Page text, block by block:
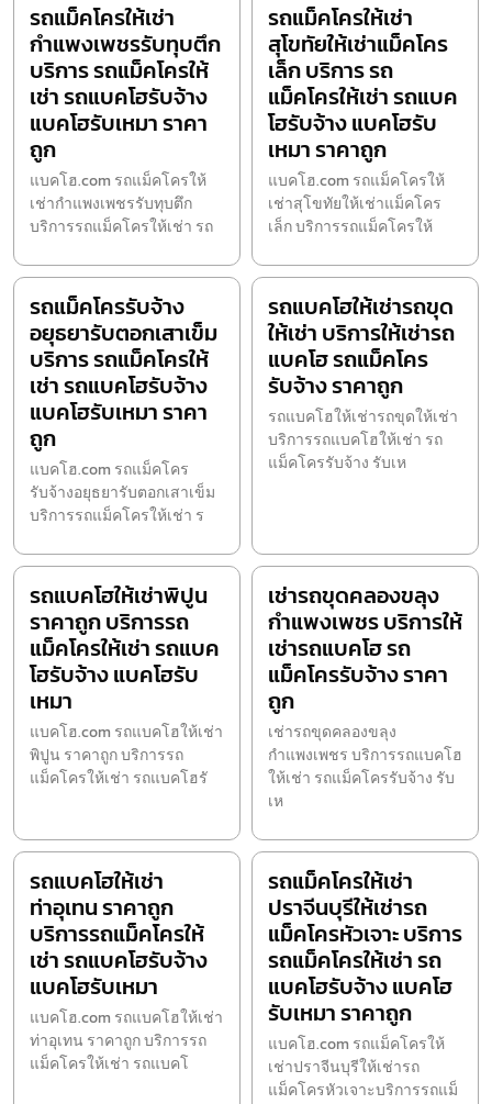
รถแม็คโครให้เช่า
กำแพงเพชรรับทุบตึก
บริการ รถแม็คโครให้
เช่า รถแบคโฮรับจ้าง
แบคโฮรับเหมา ราคา
ถูก
แบคโฮ.com รถแม็คโครให้
เช่ากำแพงเพชรรับทุบตึก
บริการรถแม็คโครให้เช่า รถ
รถแม็คโครให้เช่า
สุโขทัยให้เช่าแม็คโคร
เล็ก บริการ รถ
แม็คโครให้เช่า รถแบค
โฮรับจ้าง แบคโฮรับ
เหมา ราคาถูก
แบคโฮ.com รถแม็คโครให้
เช่าสุโขทัยให้เช่าแม็คโคร
เล็ก บริการรถแม็คโครให้
รถแม็คโครรับจ้าง
อยุธยารับตอกเสาเข็ม
บริการ รถแม็คโครให้
เช่า รถแบคโฮรับจ้าง
แบคโฮรับเหมา ราคา
ถูก
แบคโฮ.com รถแม็คโคร
รับจ้างอยุธยารับตอกเสาเข็ม
บริการรถแม็คโครให้เช่า ร
รถแบคโฮให้เช่ารถขุด
ให้เช่า บริการให้เช่ารถ
แบคโฮ รถแม็คโคร
รับจ้าง ราคาถูก
รถแบคโฮให้เช่ารถขุดให้เช่า
บริการรถแบคโฮให้เช่า รถ
แม็คโครรับจ้าง รับเห
รถแบคโฮให้เช่าพิปูน
ราคาถูก บริการรถ
แม็คโครให้เช่า รถแบค
โฮรับจ้าง แบคโฮรับ
เหมา
แบคโฮ.com รถแบคโฮให้เช่า
พิปูน ราคาถูก บริการรถ
แม็คโครให้เช่า รถแบคโฮรั
เช่ารถขุดคลองขลุง
กำแพงเพชร บริการให้
เช่ารถแบคโฮ รถ
แม็คโครรับจ้าง ราคา
ถูก
เช่ารถขุดคลองขลุง
กำแพงเพชร บริการรถแบคโฮ
ให้เช่า รถแม็คโครรับจ้าง รับ
เห
รถแบคโฮให้เช่า
ท่าอุเทน ราคาถูก
บริการรถแม็คโครให้
เช่า รถแบคโฮรับจ้าง
แบคโฮรับเหมา
แบคโฮ.com รถแบคโฮให้เช่า
ท่าอุเทน ราคาถูก บริการรถ
แม็คโครให้เช่า รถแบคโ
รถแม็คโครให้เช่า
ปราจีนบุรีให้เช่ารถ
แม็คโครหัวเจาะ บริการ
รถแม็คโครให้เช่า รถ
แบคโฮรับจ้าง แบคโฮ
รับเหมา ราคาถูก
แบคโฮ.com รถแม็คโครให้
เช่าปราจีนบุรีให้เช่ารถ
แม็คโครหัวเจาะบริการรถแม็